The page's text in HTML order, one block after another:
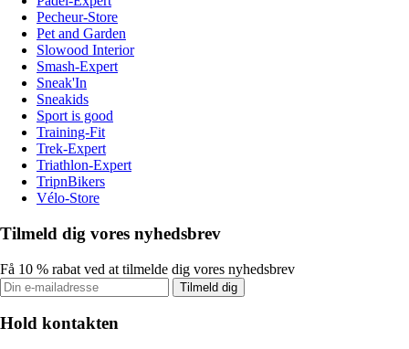
Pecheur-Store
Pet and Garden
Slowood Interior
Smash-Expert
Sneak'In
Sneakids
Sport is good
Training-Fit
Trek-Expert
Triathlon-Expert
TripnBikers
Vélo-Store
Tilmeld dig vores nyhedsbrev
Få 10 % rabat ved at tilmelde dig vores nyhedsbrev
Tilmeld dig
Hold kontakten